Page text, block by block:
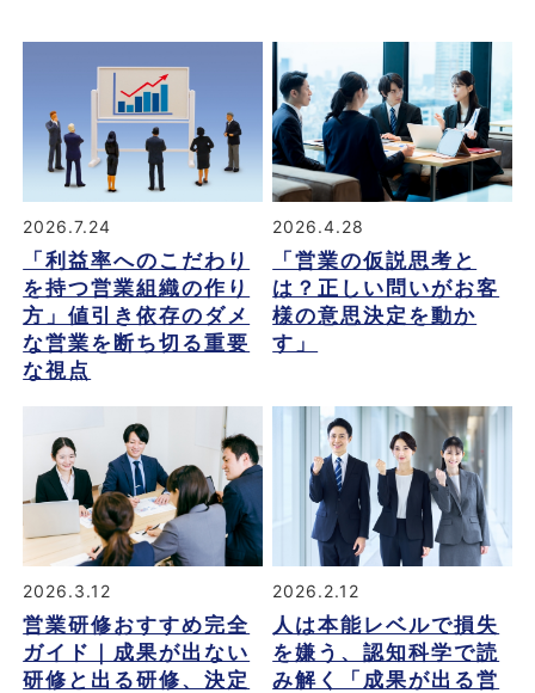
2026.7.24
「利益率へのこだわり
を持つ営業組織の作り
方」値引き依存のダメ
な営業を断ち切る重要
な視点
2026.4.28
「営業の仮説思考と
は？正しい問いがお客
様の意思決定を動か
す」
2026.3.12
営業研修おすすめ完全
ガイド｜成果が出ない
研修と出る研修、決定
2026.2.12
人は本能レベルで損失
を嫌う、認知科学で読
み解く「成果が出る営